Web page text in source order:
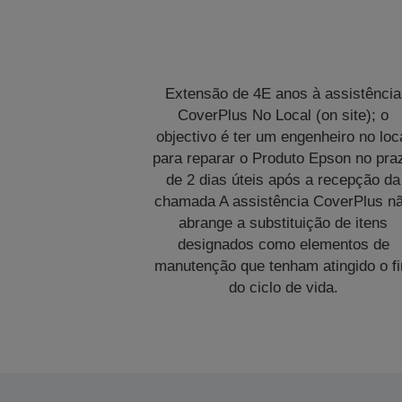
Extensão de 4E anos à assistência
CoverPlus No Local (on site); o
objectivo é ter um engenheiro no
para reparar o Produto Epson no
de 2 dias úteis após a recepção da
chamada A assistência CoverPlus
abrange a substituição de itens
designados como elementos de
manutenção que tenham atingido o
do ciclo de vida.